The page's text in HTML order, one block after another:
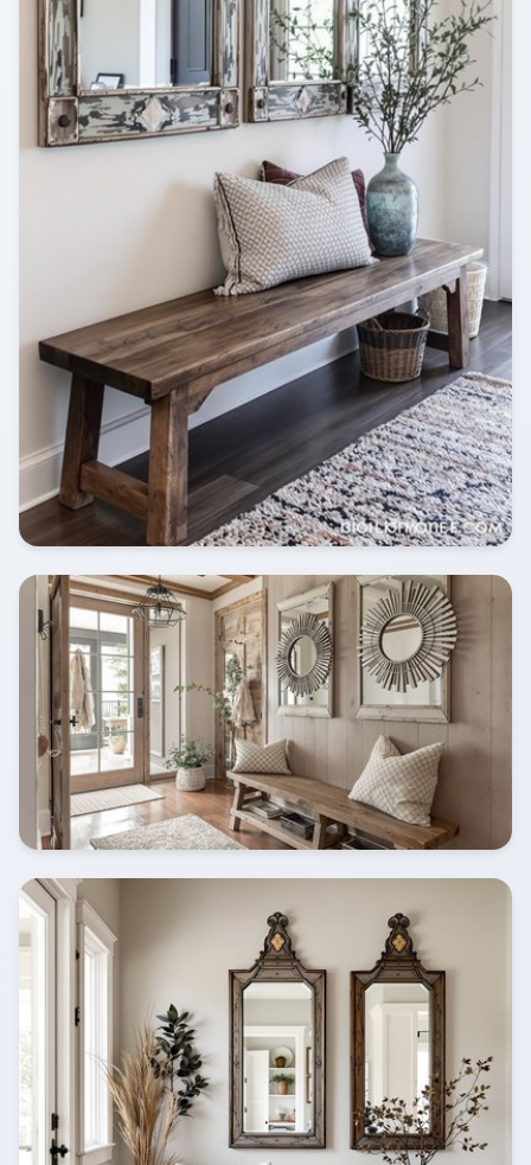
dieses oft übersehenen Raumes voll
auszuschöpfen.